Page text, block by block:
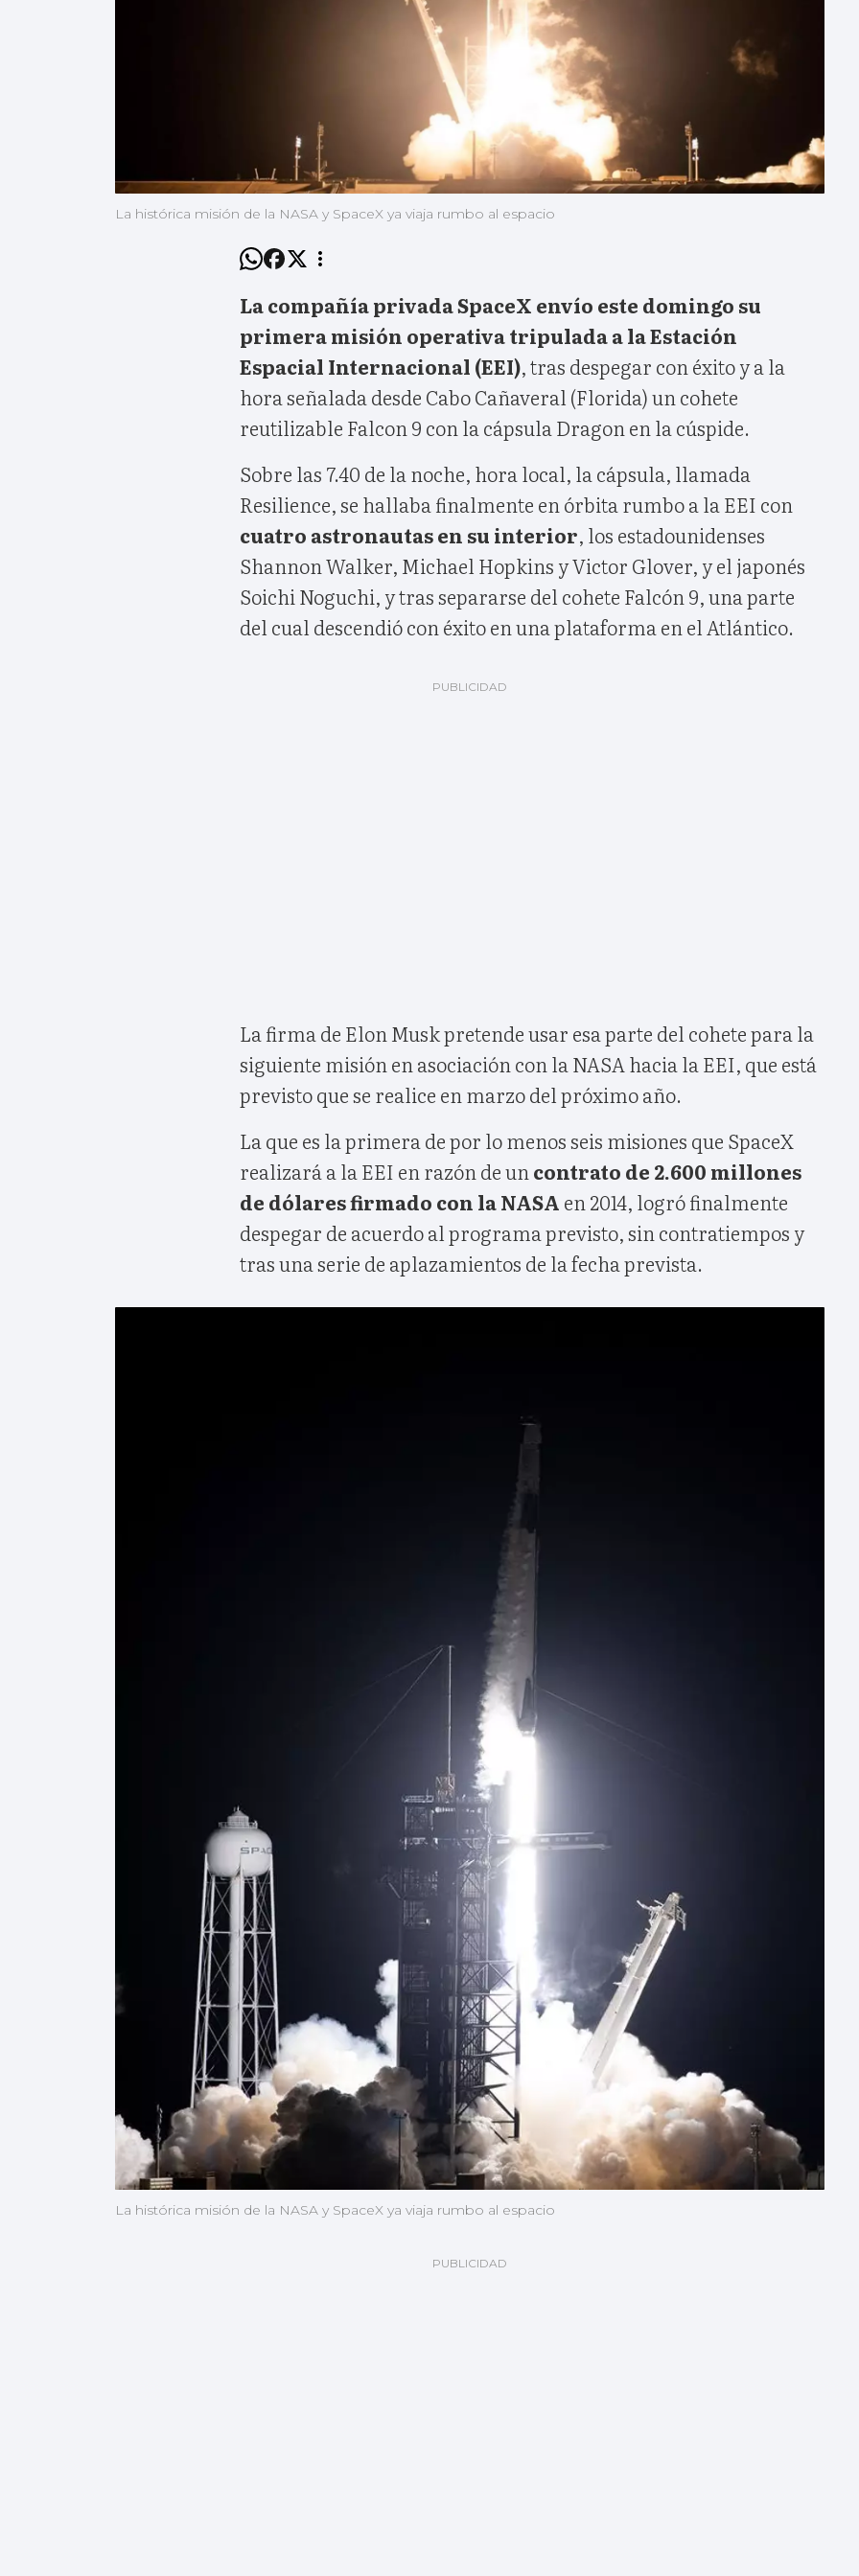
La histórica misión de la NASA y SpaceX ya viaja rumbo al espacio
La compañía privada SpaceX envío este domingo su
primera misión operativa tripulada a la Estación
Espacial Internacional (EEI), tras despegar con éxito y a la
hora señalada desde Cabo Cañaveral (Florida) un cohete
reutilizable Falcon 9 con la cápsula Dragon en la cúspide.
Sobre las 7.40 de la noche, hora local, la cápsula, llamada
Resilience, se hallaba finalmente en órbita rumbo a la EEI con
cuatro astronautas en su interior, los estadounidenses
Shannon Walker, Michael Hopkins y Victor Glover, y el japonés
Soichi Noguchi, y tras separarse del cohete Falcón 9, una parte
del cual descendió con éxito en una plataforma en el Atlántico.
La firma de Elon Musk pretende usar esa parte del cohete para la
siguiente misión en asociación con la NASA hacia la EEI, que está
previsto que se realice en marzo del próximo año.
La que es la primera de por lo menos seis misiones que SpaceX
realizará a la EEI en razón de un contrato de 2.600 millones
de dólares firmado con la NASA en 2014, logró finalmente
despegar de acuerdo al programa previsto, sin contratiempos y
tras una serie de aplazamientos de la fecha prevista.
La histórica misión de la NASA y SpaceX ya viaja rumbo al espacio